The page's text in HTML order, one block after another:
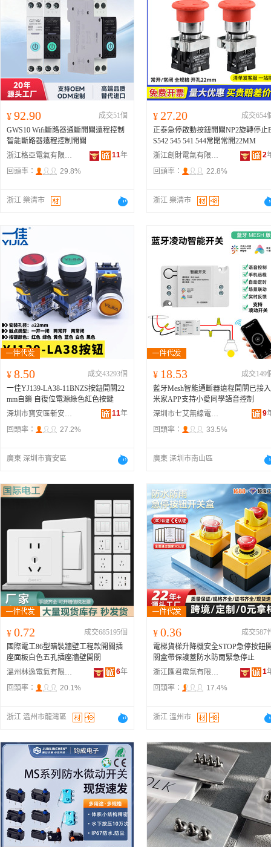
¥ 92.90
成交51個
GWS10 Wifi斷路器通斷開關遠程控制
智能斷路器遠程控制開關
浙江格亞電氣有限公司
11年
回頭率：
29.8%
浙江 樂清市
¥ 27.20
成交654
正泰急停啟動按鈕開關NP2旋轉停止
S542 545 541 544常閉常開22MM
浙江創財電氣有限公司
2
回頭率：
22.8%
浙江 樂清市
¥ 8.50
成交43293個
一佳YJ139-LA38-11BNZS按鈕開關22
mm自鎖 自復位電源綠色紅色按鍵
深圳市寶安區新安天和電子電器門市部
11年
回頭率：
27.2%
廣東 深圳市寶安區
¥ 18.53
成交149
藍牙Mesh智能通斷器遠程開關已接入
米家APP支持小愛同學語音控制
深圳市七艾無線電子商務有限公司
9
回頭率：
33.5%
廣東 深圳市南山區
¥ 0.72
成交685195個
國際電工86型暗裝牆壁工程款開關插
座面板白色五孔插座牆壁開關
溫州林逸電氣有限公司
6年
回頭率：
20.1%
浙江 溫州市龍灣區
¥ 0.36
成交587
電梯貨梯升降機安全STOP急停按鈕
關盒帶保護蓋防水防雨緊急停止
浙江匯君電氣有限公司
1
回頭率：
17.4%
浙江 溫州市